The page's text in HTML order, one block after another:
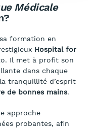
Médicale
formation en
Hospital for
Il met à profit son
dans chaque
tranquillité d’esprit
de bonnes mains.
approche
probantes, afin